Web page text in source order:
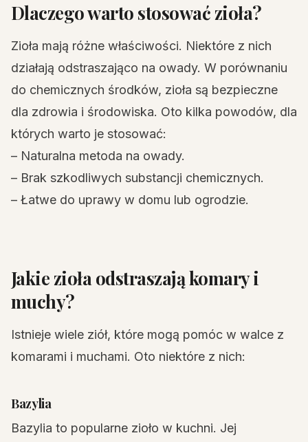
Dlaczego warto stosować zioła?
Zioła mają różne właściwości. Niektóre z nich
działają odstraszająco na owady. W porównaniu
do chemicznych środków, zioła są bezpieczne
dla zdrowia i środowiska. Oto kilka powodów, dla
których warto je stosować:
– Naturalna metoda na owady.
– Brak szkodliwych substancji chemicznych.
– Łatwe do uprawy w domu lub ogrodzie.
Jakie zioła odstraszają komary i
muchy?
Istnieje wiele ziół, które mogą pomóc w walce z
komarami i muchami. Oto niektóre z nich:
Bazylia
Bazylia to popularne zioło w kuchni. Jej